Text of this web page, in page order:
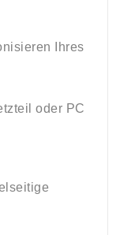
Ihres
oder PC